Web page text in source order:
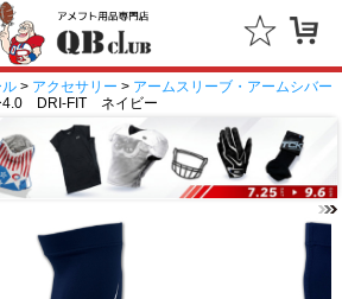
> アクセサリー > アームスリーブ・アームシバー
4.0 DRI-FIT ネイビー